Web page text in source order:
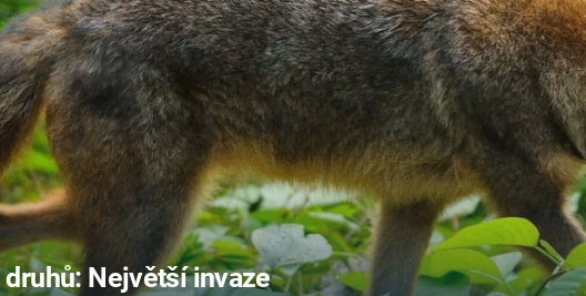
UFO A
MIMOZEMŠŤANÉ
UTAJENÉ PŘÍBĚHY
ČESKÝCH DĚJIN
ALTERNATIVNÍ
HISTORIE
FILMY
REALITA
HORORY
REALITA
OPTICKÉ
KLAMY
Největší invaze